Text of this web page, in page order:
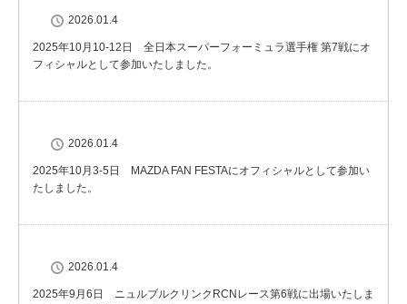
2026.01.4
2025年10月10-12日 全日本スーパーフォーミュラ選手権 第7戦にオ
フィシャルとして参加いたしました。
2026.01.4
2025年10月3-5日 MAZDA FAN FESTAにオフィシャルとして参加い
たしました。
2026.01.4
2025年9月6日 ニュルブルクリンクRCNレース第6戦に出場いたしま